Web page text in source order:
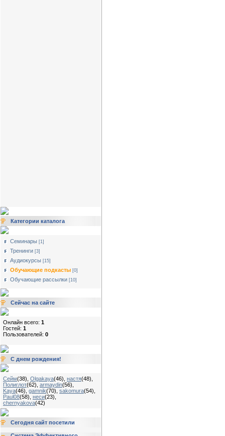
Категории каталога
Семинары [1]
Тренинги [3]
Аудиокурсы [15]
Обучающие подкасты [0]
Обучающие рассылки [10]
Сейчас на сайте
Онлайн всего: 1
Гостей: 1
Пользователей: 0
С днем рождения!
Сейм(38) Olgakaya(46) настя(48)
Полиглот(62) armaydin(56)
Kaya(46) gamnik(70) sakomura(54)
Paul08(58) неси(23)
chernyakova(42)
Сегодня сайт посетили